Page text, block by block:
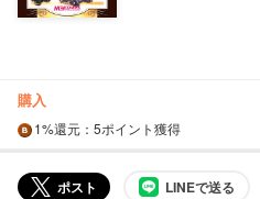
購入
1%還元 ：5ポイント獲得
ポスト LINEで送る